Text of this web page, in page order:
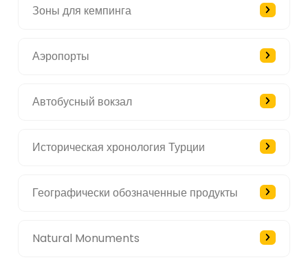
Зоны для кемпинга
Аэропорты
Автобусный вокзал
Историческая хронология Турции
Географически обозначенные продукты
Natural Monuments